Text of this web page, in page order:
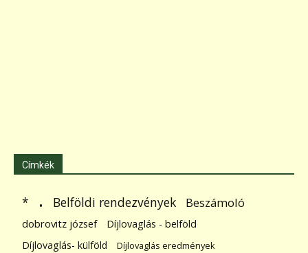
Címkék
* . Belföldi rendezvények Beszámoló
dobrovitz józsef
Díjlovaglás - belföld
Díjlovaglás- külföld
Díjlovaglás eredmények